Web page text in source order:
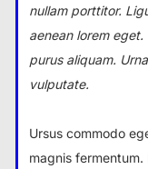
nullam porttitor.
aenean lorem
purus aliquam.
vulputate.
Ursus commodo
magnis